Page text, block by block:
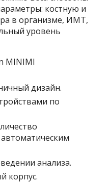
костную и
в организме, ИМТ,
уровень
MINIMI
дизайн.
по
анализа.
корпус.